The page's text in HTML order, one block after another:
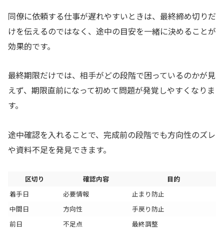
同僚に依頼する仕事が遅れやすいときは、最終締め切りだ
けを伝えるのではなく、途中の目安を一緒に決めることが
効果的です。
最終期限だけでは、相手がどの段階で困っているのかが見
えず、期限直前になって初めて問題が発覚しやすくなりま
す。
途中確認を入れることで、完成前の段階でも方向性のズレ
や資料不足を発見できます。
区切り 確認内容
目的
着手日
必要情報
止まり防止
中間日
方向性
手戻り防止
前日
不足点 最終調整